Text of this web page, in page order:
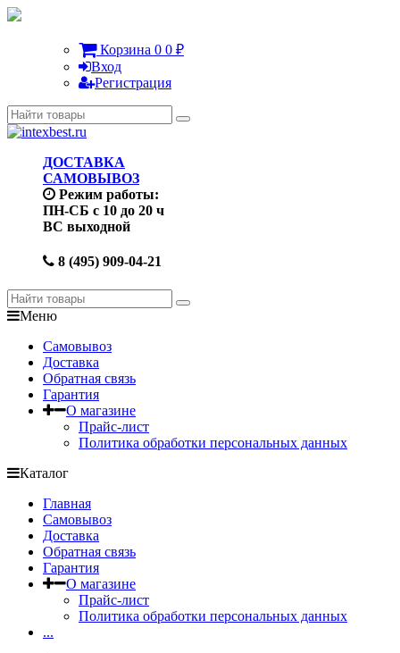
Корзина 0 0 ₽
Вход
Регистрация
ДОСТАВКА
САМОВЫВОЗ
Режим работы:
ПН-СБ с 10 до 20 ч
ВС выходной
8 (495) 909-04-21
Меню
Самовывоз
Доставка
Обратная связь
Гарантия
О магазине
Прайс-лист
Политика обработки персональных данных
Каталог
Главная
Самовывоз
Доставка
Обратная связь
Гарантия
О магазине
Прайс-лист
Политика обработки персональных данных
...